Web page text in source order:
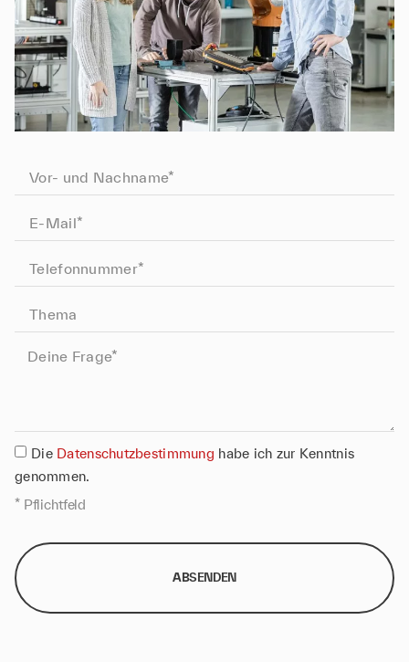
Die Datenschutzbestimmung habe ich zur Kenntnis
genommen.
* Pflichtfeld
ABSENDEN